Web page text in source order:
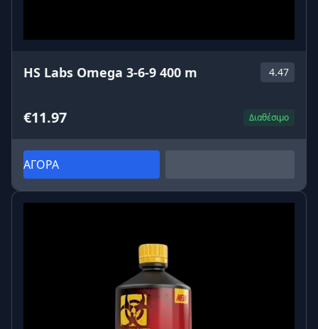
HS Labs Omega 3-6-9 400 m 4.47
€11.97 Διαθέσιμο
ΑΓΟΡΑ